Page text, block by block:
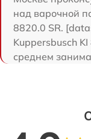
над варочной
8820.0 SR.
Kuppersbusch
среднем